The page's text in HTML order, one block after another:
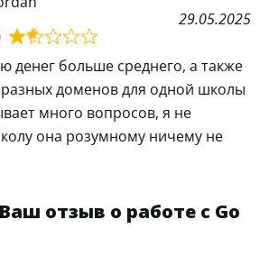
29.05.2025
денег больше среднего, а также
доменов для одной школы
много вопросов, я не
она розумному ничему не
отзыв о работе с Go